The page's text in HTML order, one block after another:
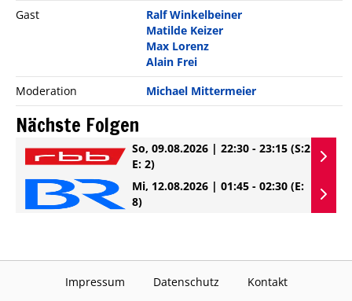
Gast
Ralf Winkelbeiner
Matilde Keizer
Max Lorenz
Alain Frei
Moderation
Michael Mittermeier
Nächste Folgen
So, 09.08.2026 | 22:30 - 23:15 (S:2
E: 2)
Mi, 12.08.2026 | 01:45 - 02:30 (E:
8)
Impressum Datenschutz Kontakt